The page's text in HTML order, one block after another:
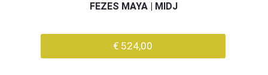
FEZES MAYA | MIDJ
€ 524,00